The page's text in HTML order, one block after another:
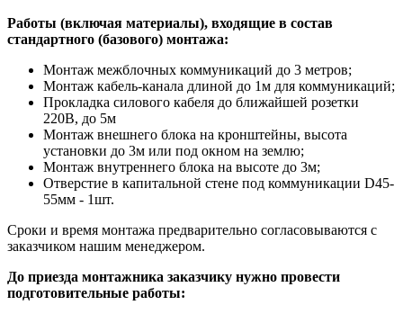
Работы (включая материалы), входящие в состав
стандартного (базового) монтажа:
Монтаж межблочных коммуникаций до 3 метров;
Монтаж кабель-канала длиной до 1м для коммуникаций;
Прокладка силового кабеля до ближайшей розетки
220В, до 5м
Монтаж внешнего блока на кронштейны, высота
установки до 3м или под окном на землю;
Монтаж внутреннего блока на высоте до 3м;
Отверстие в капитальной стене под коммуникации D45-
55мм - 1шт.
Сроки и время монтажа предварительно согласовываются с
заказчиком нашим менеджером.
До приезда монтажника заказчику нужно провести
подготовительные работы: